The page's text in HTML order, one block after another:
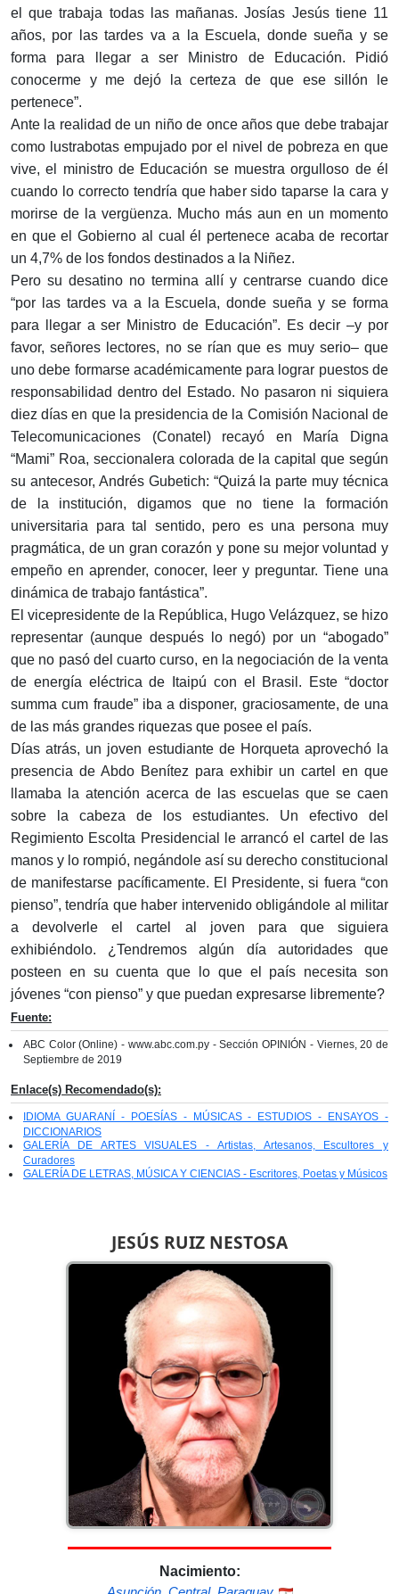
JESÚS RUIZ NESTOSA
Nacimiento:
el que trabaja todas las mañanas. Josías Jesús tiene 11
años, por las tardes va a la Escuela, donde sueña y se
forma para llegar a ser Ministro de Educación. Pidió
conocerme y me dejó la certeza de que ese sillón le
pertenece”.
Ante la realidad de un niño de once años que debe trabajar
como lustrabotas empujado por el nivel de pobreza en que
vive, el ministro de Educación se muestra orgulloso de él
cuando lo correcto tendría que haber sido taparse la cara y
morirse de la vergüenza. Mucho más aun en un momento
en que el Gobierno al cual él pertenece acaba de recortar
un 4,7% de los fondos destinados a la Niñez.
Pero su desatino no termina allí y centrarse cuando dice
“por las tardes va a la Escuela, donde sueña y se forma
para llegar a ser Ministro de Educación”. Es decir –y por
favor, señores lectores, no se rían que es muy serio– que
uno debe formarse académicamente para lograr puestos de
responsabilidad dentro del Estado. No pasaron ni siquiera
diez días en que la presidencia de la Comisión Nacional de
Telecomunicaciones (Conatel) recayó en María Digna
“Mami” Roa, seccionalera colorada de la capital que según
su antecesor, Andrés Gubetich: “Quizá la parte muy técnica
de la institución, digamos que no tiene la formación
universitaria para tal sentido, pero es una persona muy
pragmática, de un gran corazón y pone su mejor voluntad y
empeño en aprender, conocer, leer y preguntar. Tiene una
dinámica de trabajo fantástica”.
El vicepresidente de la República, Hugo Velázquez, se hizo
representar (aunque después lo negó) por un “abogado”
que no pasó del cuarto curso, en la negociación de la venta
de energía eléctrica de Itaipú con el Brasil. Este “doctor
summa cum fraude” iba a disponer, graciosamente, de una
de las más grandes riquezas que posee el país.
Días atrás, un joven estudiante de Horqueta aprovechó la
presencia de Abdo Benítez para exhibir un cartel en que
llamaba la atención acerca de las escuelas que se caen
sobre la cabeza de los estudiantes. Un efectivo del
Regimiento Escolta Presidencial le arrancó el cartel de las
manos y lo rompió, negándole así su derecho constitucional
de manifestarse pacíficamente. El Presidente, si fuera “con
pienso”, tendría que haber intervenido obligándole al militar
a devolverle el cartel al joven para que siguiera
exhibiéndolo. ¿Tendremos algún día autoridades que
posteen en su cuenta que lo que el país necesita son
jóvenes “con pienso” y que puedan expresarse libremente?
Fuente:
ABC Color (Online) - www.abc.com.py - Sección OPINIÓN - Viernes, 20 de
Septiembre de 2019
Enlace(s) Recomendado(s):
IDIOMA GUARANÍ - POESÍAS - MÚSICAS - ESTUDIOS - ENSAYOS -
DICCIONARIOS
GALERÍA DE ARTES VISUALES - Artistas, Artesanos, Escultores y
Curadores
GALERÍA DE LETRAS, MÚSICA Y CIENCIAS - Escritores, Poetas y Músicos